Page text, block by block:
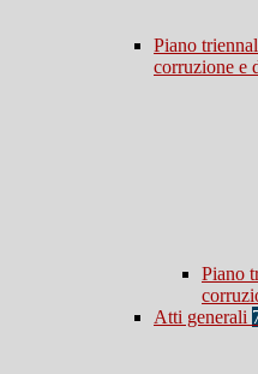
Piano
corruzione e
Piano
Atti generali